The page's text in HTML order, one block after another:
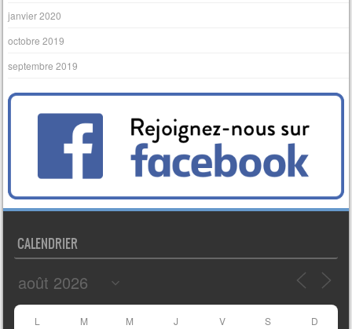
janvier 2020
octobre 2019
septembre 2019
CALENDRIER
L M M J V S D